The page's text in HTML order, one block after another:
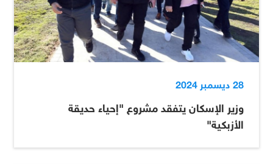
28 ديسمبر 2024
وزير الإسكان يتفقد مشروع "إحياء حديقة
الأزبكية"